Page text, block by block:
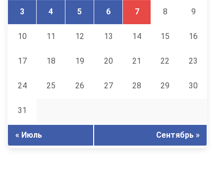
3 4 5 6 7 8 9
10 11 12 13 14 15 16
17 18 19 20 21 22 23
24 25 26 27 28 29 30
31
« Июль Сентябрь »